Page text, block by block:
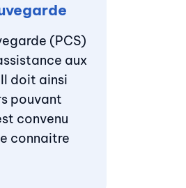
(PCS)
aux
doit ainsi
pouvant
convenu
connaitre